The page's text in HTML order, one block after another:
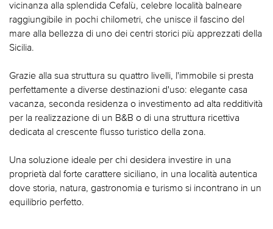
vicinanza alla splendida Cefalù, celebre località balneare
raggiungibile in pochi chilometri, che unisce il fascino del
mare alla bellezza di uno dei centri storici più apprezzati della
Sicilia.
Grazie alla sua struttura su quattro livelli, l'immobile si presta
perfettamente a diverse destinazioni d'uso: elegante casa
vacanza, seconda residenza o investimento ad alta redditività
per la realizzazione di un B&B o di una struttura ricettiva
dedicata al crescente flusso turistico della zona.
Una soluzione ideale per chi desidera investire in una
proprietà dal forte carattere siciliano, in una località autentica
dove storia, natura, gastronomia e turismo si incontrano in un
equilibrio perfetto.